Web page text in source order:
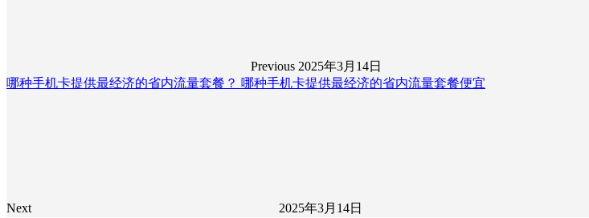
Previous 2025年3月14日
哪种手机卡提供最经济的省内流量套餐？ 哪种手机卡提供最经济的省内流量套餐便宜
Next 2025年3月14日